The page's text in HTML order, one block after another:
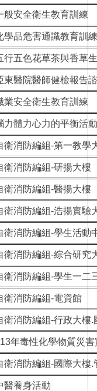
般安全衛生教育訓練
學品危害通識教育訓練
行五色花草茶與香草
東醫院醫師健檢報告
業安全衛生教育訓練
力體力心力的平衡活動
衛消防編組-第一教學
衛消防編組-研揚大樓
衛消防編組-醫揚大樓
衛消防編組-浩揚實驗
衛消防編組-學生活動
衛消防編組-綜合研究
衛消防編組-學生一二
衛消防編組-電資館
衛消防編組-行政大樓
年毒性化學物質災
衛消防編組-國際大樓
醫養身活動